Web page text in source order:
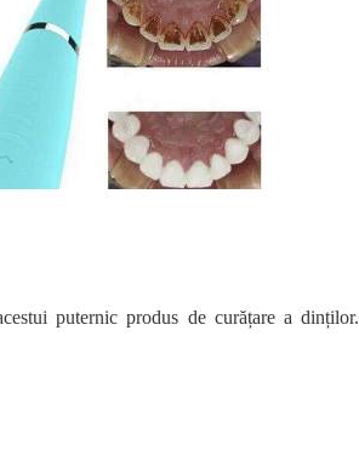
puternic produs de curățare a